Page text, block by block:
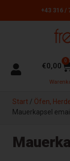
+43 316 /
€0,00
0
Start / Öfen,
Mauerkapsel